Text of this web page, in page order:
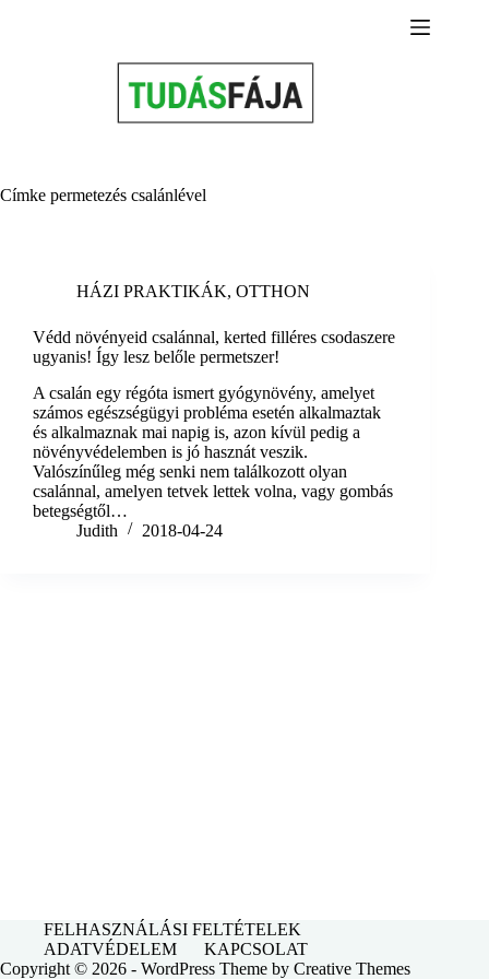
Címke permetezés csalánlével
HÁZI PRAKTIKÁK, OTTHON
Védd növényeid csalánnal, kerted filléres csodaszere
ugyanis! Így lesz belőle permetszer!
A csalán egy régóta ismert gyógynövény, amelyet
számos egészségügyi probléma esetén alkalmaztak
és alkalmaznak mai napig is, azon kívül pedig a
növényvédelemben is jó hasznát veszik.
Valószínűleg még senki nem találkozott olyan
csalánnal, amelyen tetvek lettek volna, vagy gombás
betegségtől…
Judith
2018-04-24
FELHASZNÁLÁSI FELTÉTELEK
ADATVÉDELEM
KAPCSOLAT
Copyright © 2026 - WordPress Theme by Creative Themes